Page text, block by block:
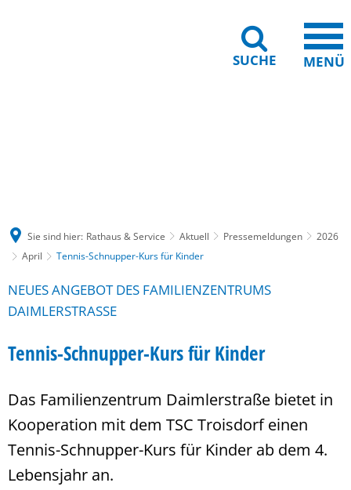
SUCHE MENÜ
Sie sind hier: Rathaus & Service Aktuell Pressemeldungen
2026
April
Tennis-Schnupper-Kurs für Kinder
NEUES ANGEBOT DES FAMILIENZENTRUMS
DAIMLERSTRASSE
Tennis-Schnupper-Kurs für Kinder
Das Familienzentrum Daimlerstraße bietet in
Kooperation mit dem TSC Troisdorf einen
Tennis-Schnupper-Kurs für Kinder ab dem 4.
Lebensjahr an.